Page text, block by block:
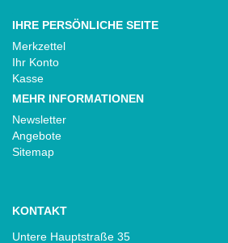
IHRE PERSÖNLICHE SEITE
Merkzettel
Ihr Konto
Kasse
MEHR INFORMATIONEN
Newsletter
Angebote
Sitemap
KONTAKT
Untere Hauptstraße 35